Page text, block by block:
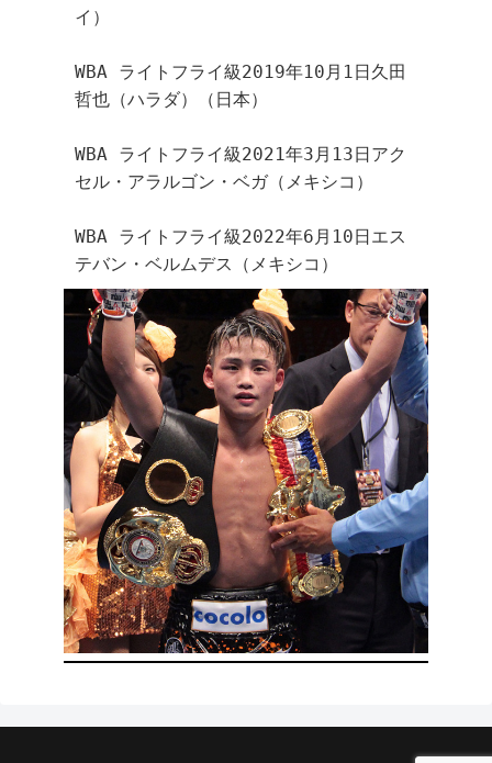
イ）
WBA ライトフライ級2019年10月1日久田
哲也（ハラダ）（日本）
WBA ライトフライ級2021年3月13日アク
セル・アラルゴン・ベガ（メキシコ）
WBA ライトフライ級2022年6月10日エス
テバン・ベルムデス（メキシコ）